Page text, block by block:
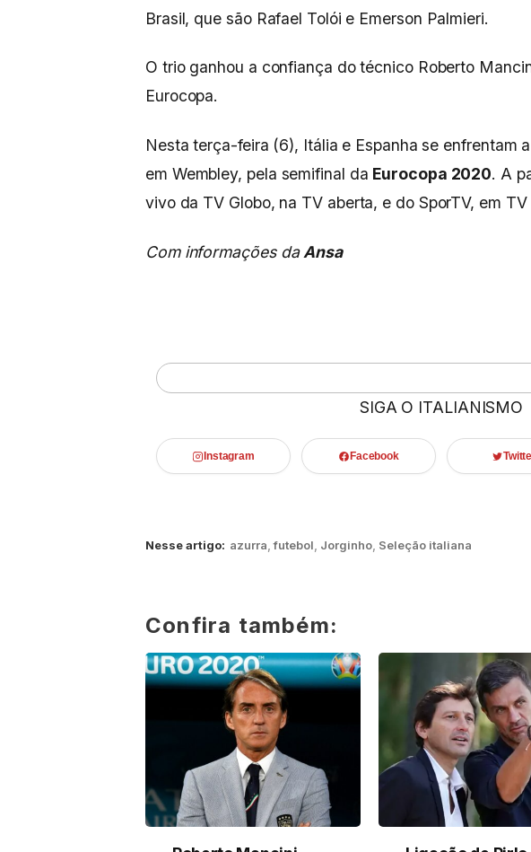
Brasil, que são Rafael Tolói e Emerson Palmieri.
O trio ganhou a confiança do técnico Roberto
Eurocopa.
Nesta terça-feira (6), Itália e Espanha se enfrentam
em Wembley, pela semifinal da Eurocopa 2020. A
vivo da TV Globo, na TV aberta, e do SporTV, em
Com informações daAnsa
SIGA O ITALIANISMO
Instagram Facebook
Nesse artigo: azurra ,futebol Jorginho Seleção italiana
Confira também: